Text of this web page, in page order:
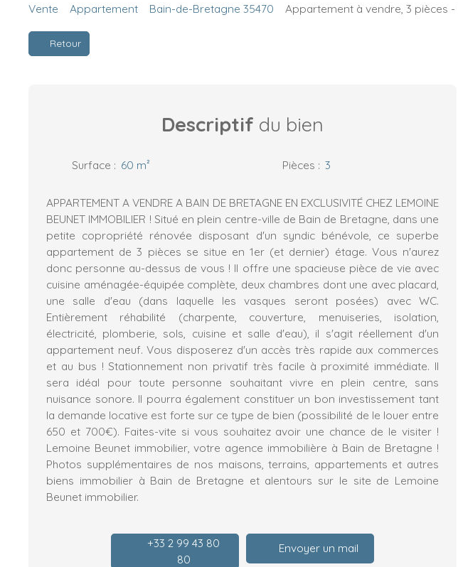
Vente Appartement Bain-de-Bretagne 35470 Appartement à vendre, 3 pièces
Retour
Descriptif du bien
Surface : 60 m² Pièces : 3
APPARTEMENT A VENDRE A BAIN DE BRETAGNE EN EXCLUSIVITÉ CHEZ LEMOINE
BEUNET IMMOBILIER ! Situé en plein centre-ville de Bain de Bretagne, dans une
petite copropriété rénovée disposant d'un syndic bénévole, ce superbe
appartement de 3 pièces se situe en 1er (et dernier) étage. Vous n'aurez
donc personne au-dessus de vous ! Il offre une spacieuse pièce de vie avec
cuisine aménagée-équipée complète, deux chambres dont une avec placard,
une salle d'eau (dans laquelle les vasques seront posées) avec WC.
Entièrement réhabilité (charpente, couverture, menuiseries, isolation,
électricité, plomberie, sols, cuisine et salle d'eau), il s'agit réellement d'un
appartement neuf. Vous disposerez d'un accès très rapide aux commerces
et au bus ! Stationnement non privatif très facile à proximité immédiate. II
sera idéal pour toute personne souhaitant vivre en plein centre, sans
nuisance sonore. Il pourra également constituer un bon investissement tant
la demande locative est forte sur ce type de bien (possibilité de le louer entre
650 et 700€). Faites-vite si vous souhaitez avoir une chance de le visiter !
Lemoine Beunet immobilier, votre agence immobilière à Bain de Bretagne !
Photos supplémentaires de nos maisons, terrains, appartements et autres
biens immobilier à Bain de Bretagne et alentours sur le site de Lemoine
Beunet immobilier.
+33 2 99 43 80
80
Envoyer un mail